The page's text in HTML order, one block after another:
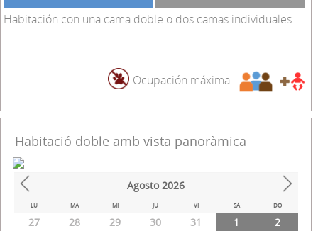
Habitación con una cama doble o dos camas individuales
Ocupación máxima:
Habitació doble amb vista panoràmica
Prev Next
Agosto 2026
LU MA MI JU VI SÁ DO
27 28 29 30 31 1
2